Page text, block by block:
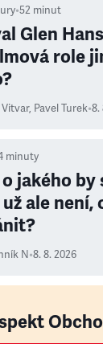
•52 minut
Glen
role
Vitvar, Pavel Turek•8.
minuty
jakého
ale není,
N•8. 8. 2026